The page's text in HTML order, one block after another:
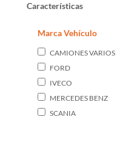
PARRILLAS DE SUSPENSION Y
RESORTES NEUMATICOS
RODAMIENTOS
RUBROS VARIOS
SISTEMAS DE DIRECCION
SOPORTES MOTOR / CAJA /
VARIOS
Características
Marca Vehículo
CAMIONES VARIOS
FORD
IVECO
MERCEDES BENZ
SCANIA